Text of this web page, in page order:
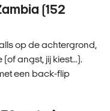
(152
op de achtergrond,
angst, jij kiest...).
een back-flip